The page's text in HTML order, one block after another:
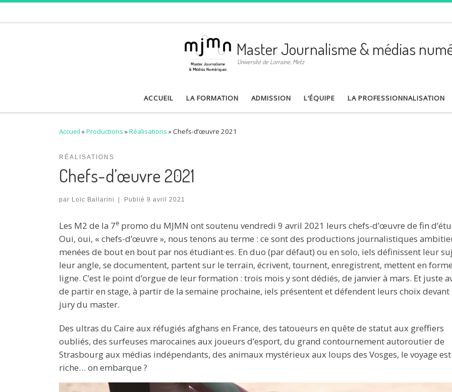
Master Journalisme & médias
Université de Lorraine, Metz
ACCUEIL LA FORMATION ADMISSION L’ÉQUIPE LA PROFESSIONNALISATION
Accueil »Productions »Réalisations »Chefs-d’œuvre 2021
RÉALISATIONS
Chefs-d’œuvre 2021
par Loïc Ballarini Publié 9 avril 2021
Les M2 de la 7e promo du MJMN ont soutenu vendredi 9 avril 2021 leurs chefs-d’œuvre de fin
Oui, oui, « chefs-d’œuvre », nous tenons au terme : ce sont des productions journalistiques
menées de bout en bout par nos étudiant·es. En duo (par défaut) ou en solo, iels définissent leur
leur angle, se documentent, partent sur le terrain, écrivent, tournent, enregistrent, mettent en
ligne. C’est le point d’orgue de leur formation : trois mois y sont dédiés, de janvier à mars. Et juste
de partir en stage, à partir de la semaine prochaine, iels présentent et défendent leurs choix devant
jury du master.
Des ultras du Caire aux réfugiés afghans en France, des tatoueurs en quête de statut aux greffiers
oubliés, des surfeuses marocaines aux joueurs d’esport, du grand contournement autoroutier de
Strasbourg aux médias indépendants, des animaux mystérieux aux loups des Vosges, le voyage est
riche… on embarque ?